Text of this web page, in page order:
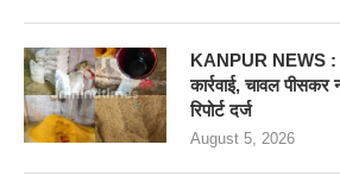
KANPUR NEWS :
कार्रवाई, चावल पीसकर
रिपोर्ट दर्ज
August 5, 2026